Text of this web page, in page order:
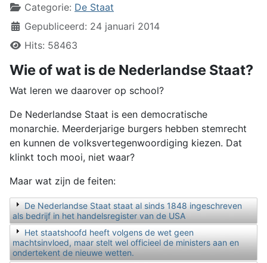
Categorie: De Staat
Gepubliceerd: 24 januari 2014
Hits: 58463
Wie of wat is de Nederlandse Staat?
Wat leren we daarover op school?
De Nederlandse Staat is een democratische
monarchie. Meerderjarige burgers hebben stemrecht
en kunnen de volksvertegenwoordiging kiezen. Dat
klinkt toch mooi, niet waar?
Maar wat zijn de feiten:
De Nederlandse Staat staat al sinds 1848 ingeschreven
als bedrijf in het handelsregister van de USA
Het staatshoofd heeft volgens de wet geen
machtsinvloed, maar stelt wel officieel de ministers aan en
ondertekent de nieuwe wetten.